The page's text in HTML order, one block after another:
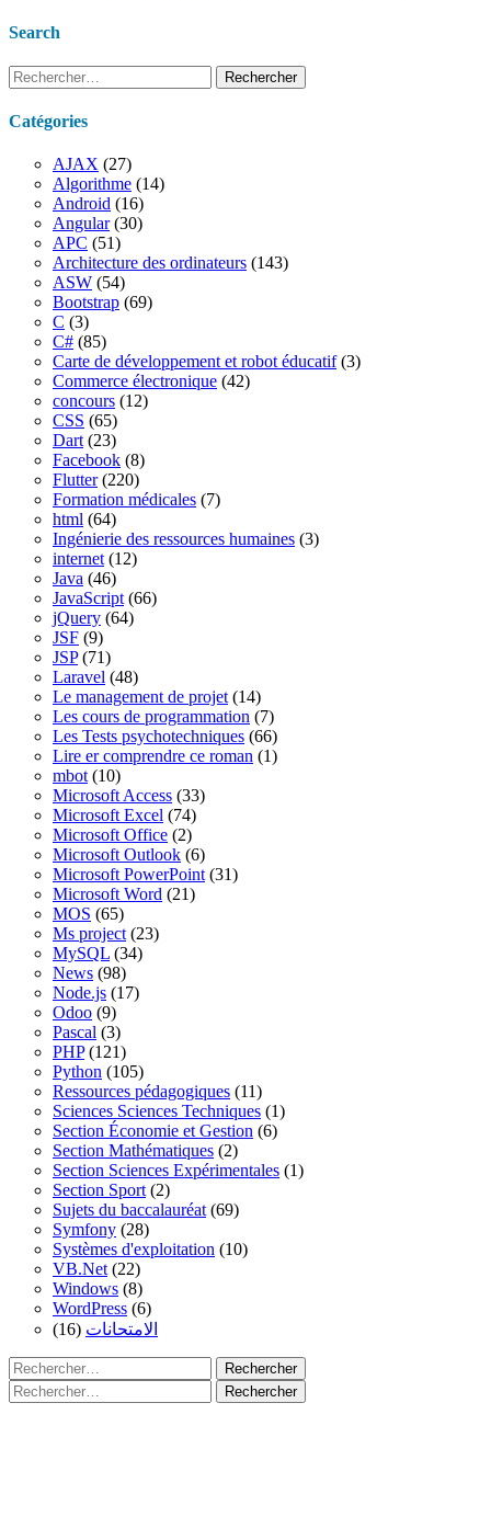
Search
Rechercher :
Catégories
AJAX (27)
Algorithme (14)
Android (16)
Angular(30)
APC (51)
Architecture des ordinateurs (143)
ASW (54)
Bootstrap (69)
C (3)
C# (85)
Carte de développement et robot éducatif(3)
Commerce électronique (42)
concours (12)
CSS (65)
Dart (23)
Facebook (8)
Flutter(220)
Formation médicales (7)
html (64)
Ingénierie des ressources humaines (3)
internet (12)
Java (46)
JavaScript (66)
jQuery (64)
JSF (9)
JSP(71)
Laravel (48)
Le management de projet (14)
Les cours de programmation (7)
Les Tests psychotechniques (66)
Lire er comprendre ce roman (1)
mbot (10)
Microsoft Access (33)
Microsoft Excel (74)
Microsoft Office (2)
Microsoft Outlook (6)
Microsoft PowerPoint (31)
Microsoft Word (21)
MOS (65)
Ms project (23)
MySQL (34)
News (98)
Node.js (17)
Odoo (9)
Pascal (3)
PHP(121)
Python (105)
Ressources pédagogiques (11)
Sciences Sciences Techniques (1)
Section Économie et Gestion (6)
Section Mathématiques (2)
Section Sciences Expérimentales (1)
Section Sport (2)
Sujets du baccalauréat (69)
Symfony (28)
Systèmes d'exploitation (10)
VB.Net (22)
Windows (8)
WordPress (6)
الامتحانات (16)
Rechercher :
Rechercher :